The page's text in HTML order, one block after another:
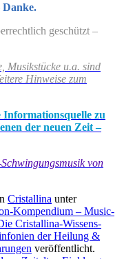
geschützt –
Musikstücke u.a. sind
Hinweise zum
zu
der neuen Zeit –
von
Cristallina unter
Kompendium – Music-
Cristallina-Wissens-
der Heilung &
veröffentlicht.